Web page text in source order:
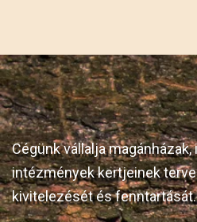
Cégünk vállalja
intézmények kertjeinek
kivitelezését és fenntartását.